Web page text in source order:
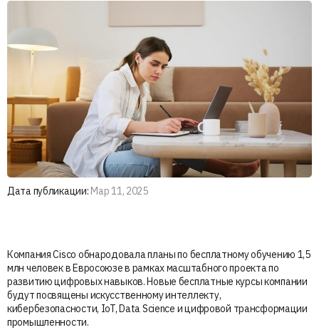
Дата публикации: Мар 11, 2025
Компания Cisco обнародовала планы по бесплатному обучению 1,5
млн человек в Евросоюзе в рамках масштабного проекта по
развитию цифровых навыков. Новые бесплатные курсы компании
будут посвящены искусственному интеллекту,
кибербезопасности, IoT, Data Science и цифровой трансформации
промышленности.